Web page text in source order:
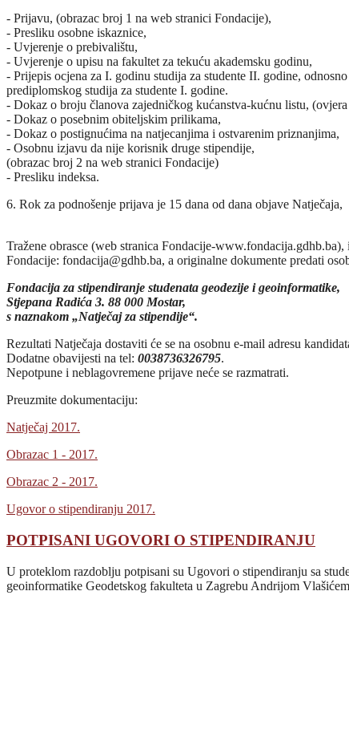
- Prijavu, (obrazac broj 1 na web stranici Fondacije),
- Presliku osobne iskaznice,
- Uvjerenje o prebivalištu,
- Uvjerenje o upisu na fakultet za tekuću akademsku godinu,
- Prijepis ocjena za I. godinu studija za studente II. godine,
prediplomskog studija za studente I. godine.
- Dokaz o broju članova zajedničkog kućanstva-kućnu listu,
- Dokaz o posebnim obiteljskim prilikama,
- Dokaz o postignućima na natjecanjima i ostvarenim priznanjima,
- Osobnu izjavu da nije korisnik druge stipendije,
(obrazac broj 2 na web stranici Fondacije)
- Presliku indeksa.
6. Rok za podnošenje prijava je 15 dana od dana objave Natječaja,
Tražene obrasce (web stranica Fondacije-
Fondacije:
, a originalne dokumente predati
Fondacija za stipendiranje studenata geodezije i geoinformatike,
Stjepana Radića 3. 88 000 Mostar,
s naznakom „Natječaj za stipendije“.
Rezultati Natječaja dostaviti će se na osobnu e-mail adresu
Dodatne obavijesti na tel: 0038736326795.
Nepotpune i neblagovremene prijave neće se razmatrati.
Preuzmite dokumentaciju:
Natječaj 2017.
Obrazac 1 - 2017.
Obrazac 2 - 2017.
Ugovor o stipendiranju 2017.
POTPISANI UGOVORI O STIPENDIRANJU
U proteklom razdoblju potpisani su Ugovori o stipendiranju sa
geoinformatike Geodetskog fakulteta u Zagrebu Andrijom